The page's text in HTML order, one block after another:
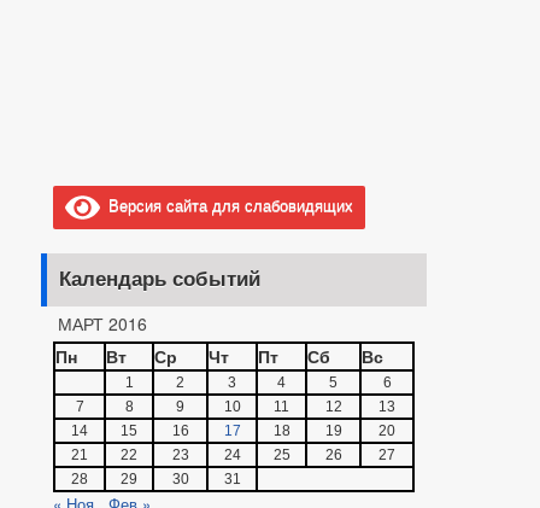
Версия сайта для слабовидящих
Календарь событий
МАРТ 2016
Пн
Вт Ср Чт Пт Сб Вс
1 2 3 4 5
6
7
8 9 10 11 12
13
14
15 16 17 18 19
20
21
22 23 24 25 26
27
28
29 30 31